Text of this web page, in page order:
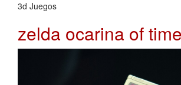
3d Juegos
zelda ocarina of